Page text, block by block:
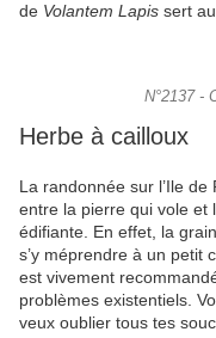
de Volantem Lapis sert
N°2137 -
Herbe à cailloux
La randonnée sur l’Ile de
entre la pierre qui vole et
édifiante. En effet, la
s’y méprendre à un petit
est vivement
problèmes existentiels.
veux oublier tous tes